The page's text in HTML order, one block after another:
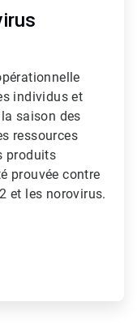
individus et
saison des
ressources
produits
prouvée contre
et les norovirus.